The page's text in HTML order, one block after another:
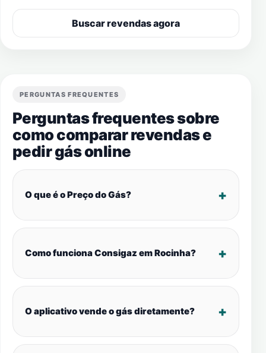
Buscar revendas agora
PERGUNTAS FREQUENTES
Perguntas frequentes sobre
como comparar revendas e
pedir gás online
O que é o Preço do Gás?
Como funciona Consigaz em Rocinha?
O aplicativo vende o gás diretamente?